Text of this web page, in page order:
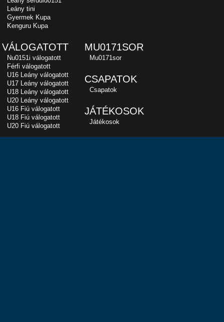
Leány tini
Gyermek Kupa
Kenguru Kupa
VÁLOGATOTT
Nu0151i válogatott
Férfi válogatott
U16 Leány válogatott
U17 Leány válogatott
U18 Leány válogatott
U20 Leány válogatott
U16 Fiú válogatott
U18 Fiú válogatott
U20 Fiú válogatott
MU0171SOR
Mu0171sor
CSAPATOK
Csapatok
JÁTÉKOSOK
Játékosok